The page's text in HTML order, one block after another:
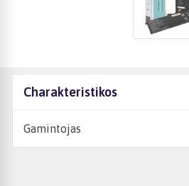
Charakteristikos
Gamintojas